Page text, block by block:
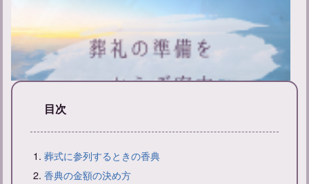
葬礼の準備と当日の流れ：服装などのマナーも解説
目次
葬式に参列するときの香典
香典の金額の決め方